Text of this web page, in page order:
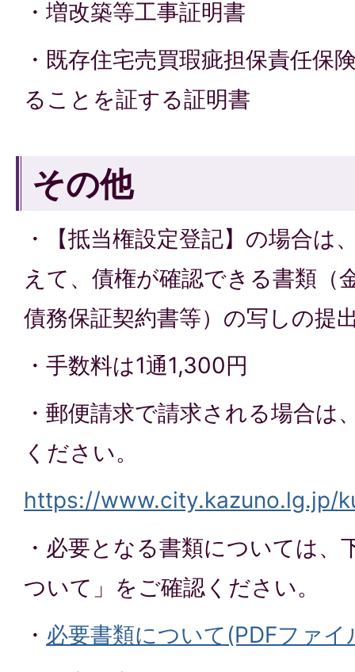
・増改築等工事証明書
・既存住宅売買瑕疵担保責任保
ることを証する証明書
その他
・【抵当権設定登記】の場合は
えて、債権が確認できる書類（
債務保証契約書等）の写しの提
・手数料は1通1,300円
・郵便請求で請求される場合は
ください。
https://www.city.kazuno.lg.jp/
・必要となる書類については、
ついて」をご確認ください。
・ 必要書類について(PDFファ